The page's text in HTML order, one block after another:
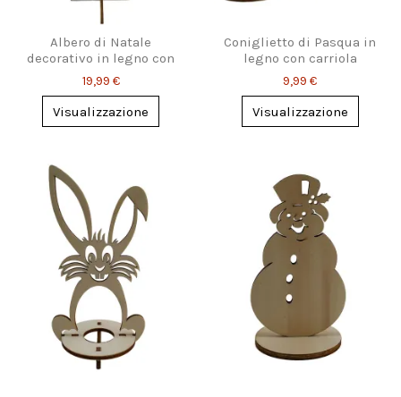
Albero di Natale
decorativo in legno con
palline
19,99 €
Visualizzazione
Coniglietto di Pasqua in
legno con carriola
portauova
9,99 €
Visualizzazione